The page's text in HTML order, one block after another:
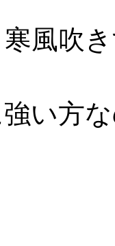
風吹
い方